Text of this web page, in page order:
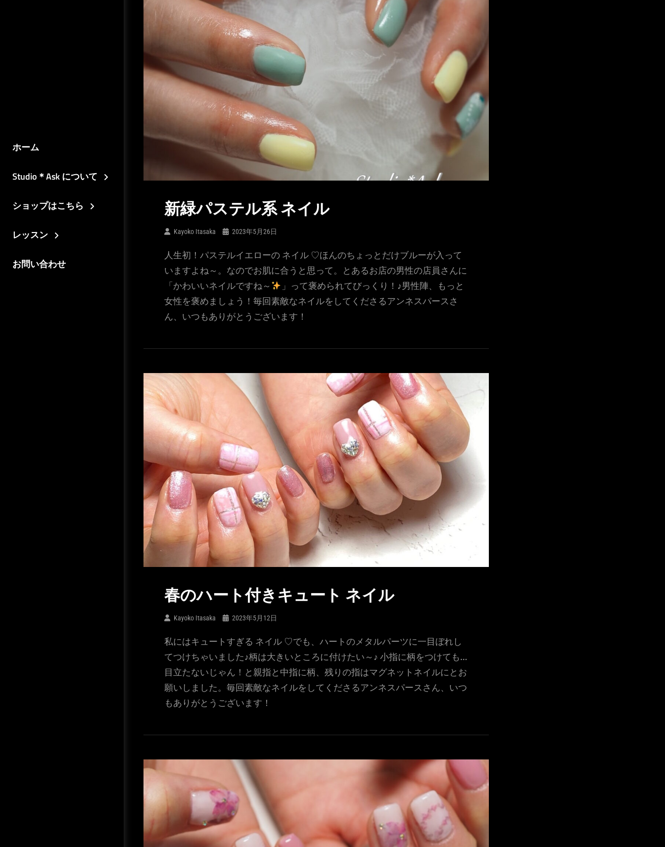
ホーム
Studio＊Ask について
ショップはこちら
レッスン
お問い合わせ
新緑パステル系 ネイル
Kayoko Itasaka 2023年5月26日
人生初！パステルイエローの ネイル ♡ほんのちょっとだけブルーが入って
いますよね～。なのでお肌に合うと思って。とあるお店の男性の店員さんに
「かわいいネイルですね～
」って褒められてびっくり！♪男性陣、もっと
女性を褒めましょう！毎回素敵なネイルをしてくださるアンネスパースさ
ん、いつもありがとうございます！
春のハート付きキュート ネイル
Kayoko Itasaka 2023年5月12日
私にはキュートすぎる ネイル ♡でも、ハートのメタルパーツに一目ぼれし
てつけちゃいました♪柄は大きいところに付けたい～♪ 小指に柄をつけても…
目立たないじゃん！と親指と中指に柄、残りの指はマグネットネイルにとお
願いしました。毎回素敵なネイルをしてくださるアンネスパースさん、いつ
もありがとうございます！